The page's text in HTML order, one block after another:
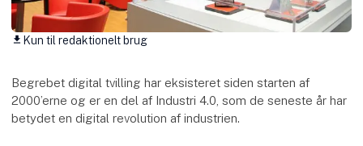
download Kun til redaktionelt brug
Begrebet digital tvilling har eksisteret siden starten af
2000’erne og er en del af Industri 4.0, som de seneste år har
betydet en digital revolution af industrien.